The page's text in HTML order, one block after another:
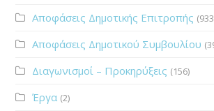
Αποφάσεις Δημοτικής Επιτροπής
Αποφάσεις Δημοτικού Συμβουλίου
Διαγωνισμοί – Προκηρύξεις (156)
Έργα (2)